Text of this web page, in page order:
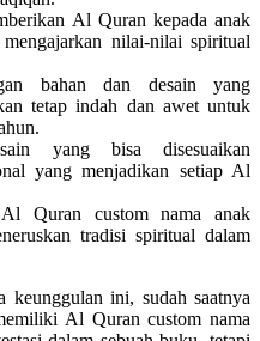
Al Quran kepada anak
nilai-nilai spiritual
bahan dan desain yang
tetap indah dan awet untuk
yang bisa disesuaikan
yang menjadikan setiap Al
Quran custom nama anak
tradisi spiritual dalam
keunggulan ini, sudah saatnya
Al Quran custom nama